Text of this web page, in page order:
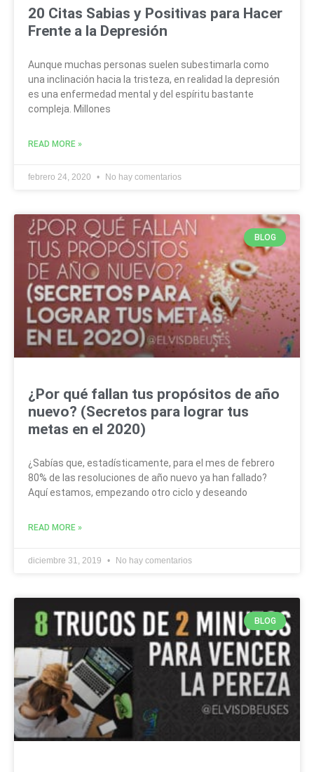
20 Citas Sabias y Positivas para Hacer
Frente a la Depresión
Aunque muchas personas suelen subestimarla como
una inclinación hacia la tristeza, en realidad la depresión
es una enfermedad mental y del espíritu bastante
compleja. Millones
READ MORE »
febrero 24, 2020 No hay comentarios
BLOG
¿Por qué fallan tus propósitos de año
nuevo? (Secretos para lograr tus
metas en el 2020)
¿Sabías que, estadísticamente, para el mes de febrero
80% de las resoluciones de año nuevo ya han fallado?
Aquí estamos, empezando otro ciclo y deseando
READ MORE »
diciembre 31, 2019 No hay comentarios
BLOG